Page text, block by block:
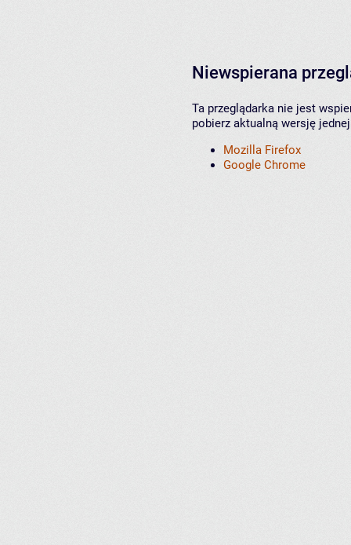
Niewspierana
Ta przeglądarka nie jest
pobierz aktualną wersję
Mozilla Firefox
Google Chrome